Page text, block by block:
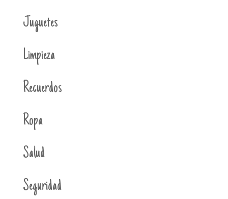
Juguetes
Limpieza
Recuerdos
Ropa
Salud
Seguridad